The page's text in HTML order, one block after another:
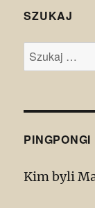
SZUKAJ
Szukaj:
PINGPONGI
Kim byli